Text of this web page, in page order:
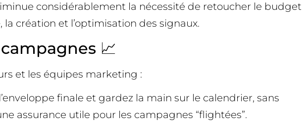
considérablement la nécessité de retoucher le budget
création et l’optimisation des signaux.
📈
et les équipes marketing :
finale et gardez la main sur le calendrier, sans
assurance utile pour les campagnes “flightées”.